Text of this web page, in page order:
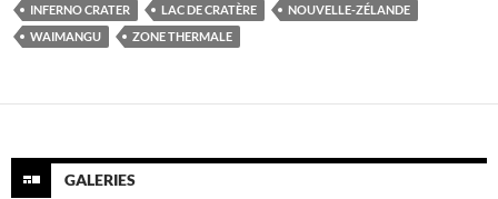
INFERNO CRATER LAC DE CRATÈRE
NOUVELLE-ZÉLANDE
WAIMANGU
ZONE THERMALE
GALERIES